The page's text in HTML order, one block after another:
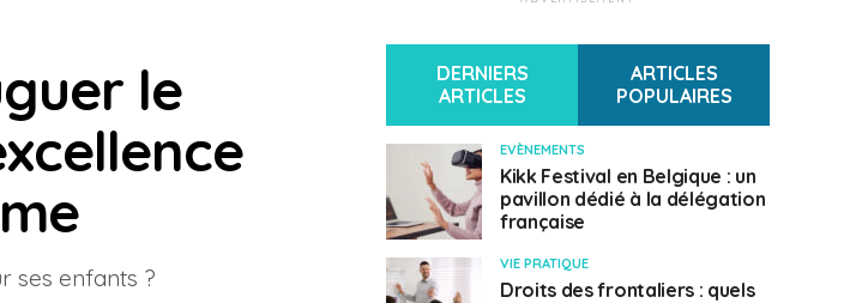
le
ses enfants ?
DERNIERS
ARTICLES
ARTICLES
POPULAIRES
EVÈNEMENTS
Kikk Festival en Belgique : un
pavillon dédié à la délégation
française
VIE PRATIQUE
Droits des frontaliers : quels